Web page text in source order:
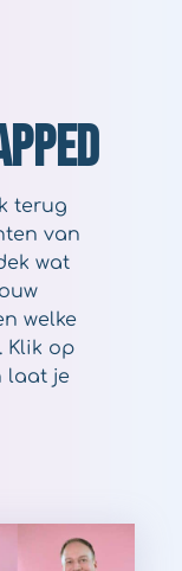
pped
terug
van
wat
welke
Klik op
laat je